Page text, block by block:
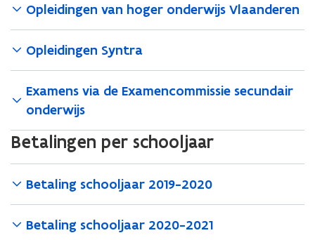
Opleidingen van hoger onderwijs Vlaanderen
Opleidingen Syntra
Examens via de Examencommissie secundair
onderwijs
Betalingen per schooljaar
Betaling schooljaar 2019-2020
Betaling schooljaar 2020-2021